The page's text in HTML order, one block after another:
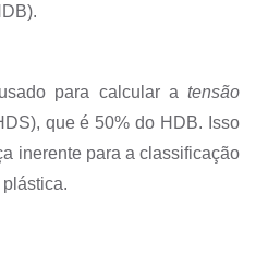
para calcular atensão
que é 50% do HDB. Isso
inerente para a classificação